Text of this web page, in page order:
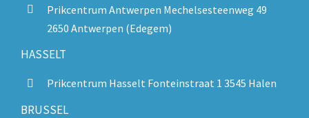
Prikcentrum Antwerpen Mechelsesteenweg 49
2650 Antwerpen (Edegem)
HASSELT
Prikcentrum Hasselt Fonteinstraat 1 3545 Halen
BRUSSEL